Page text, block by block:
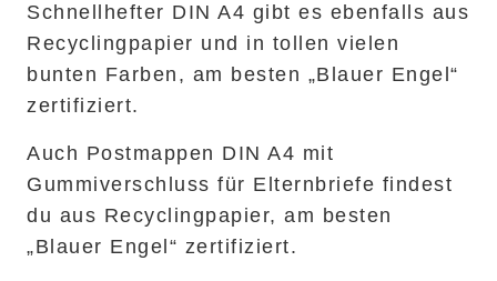
Schnellhefter DIN A4 gibt es ebenfalls aus
Recyclingpapier und in tollen vielen
bunten Farben, am besten „Blauer Engel“
zertifiziert.
Auch Postmappen DIN A4 mit
Gummiverschluss für Elternbriefe findest
du aus Recyclingpapier, am besten
„Blauer Engel“ zertifiziert.